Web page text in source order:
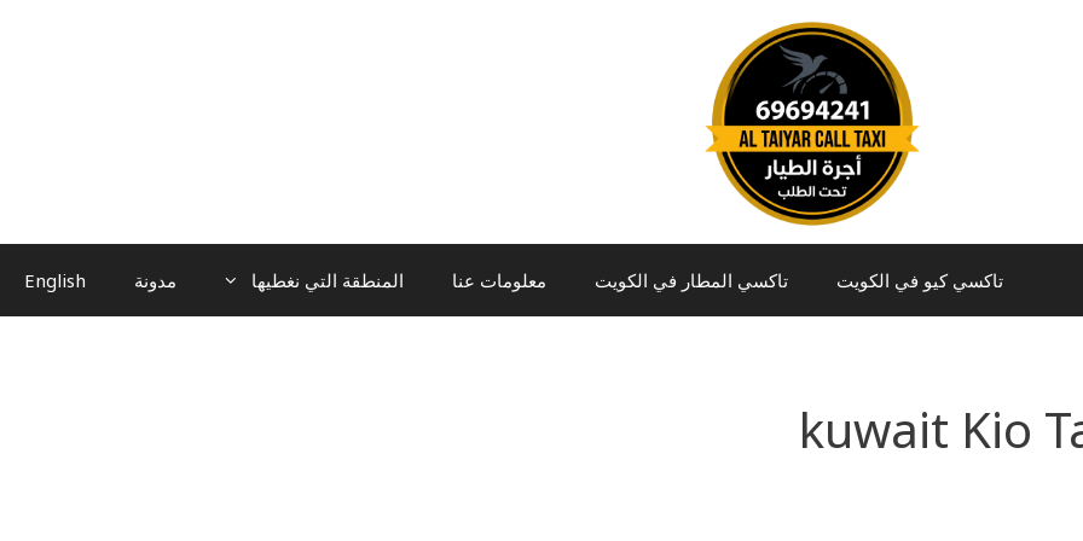
تاكسي كيو في الكويت تاكسي المطار في الكويت معلومات عنا المنطقة التي نغطيها مدونة English
kuwait Kio